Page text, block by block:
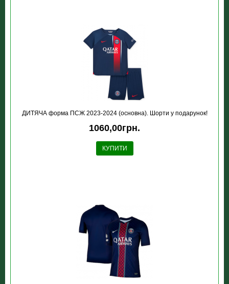
ДИТЯЧА форма ПСЖ 2023-2024 (основна). Шорти у подарунок!
1060,00грн.
КУПИТИ